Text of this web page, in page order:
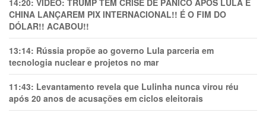
14:20: VÍDEO: TRUMP TEM CRlSE DE PÂNlCO APÓS LULA E
CHINA LANÇAREM PIX INTERNACIONAL!! É O FIM DO
DÓLAR!! ACABOU!!
13:14: Rússia propõe ao governo Lula parceria em
tecnologia nuclear e projetos no mar
11:43: Levantamento revela que Lulinha nunca virou réu
após 20 anos de acusações em ciclos eleitorais